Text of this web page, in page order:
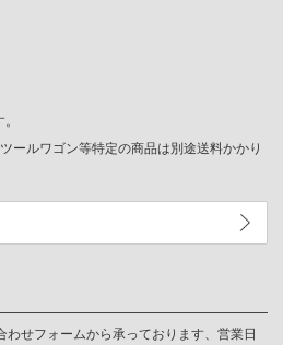
ールワゴン等特定の商品は別途送料かかり
せフォームから承っております、営業日